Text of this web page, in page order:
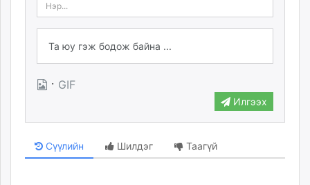
· GIF
Илгээх
Сүүлийн Шилдэг Таагүй